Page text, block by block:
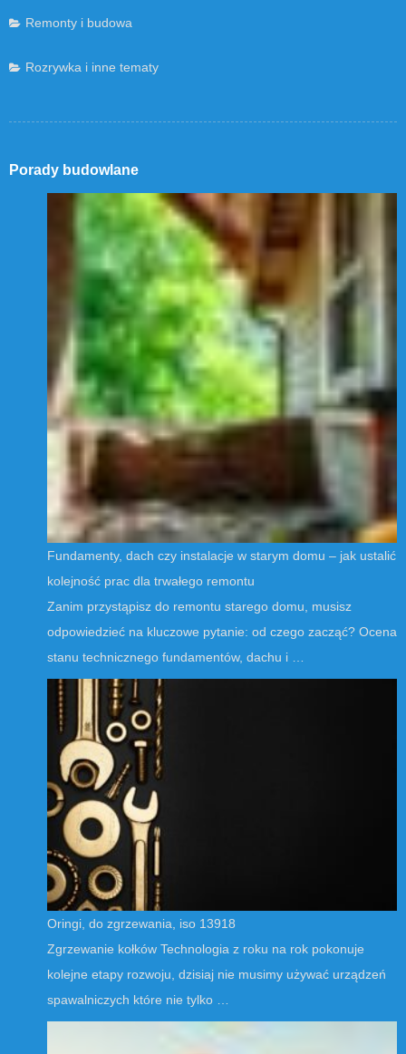
Remonty i budowa
Rozrywka i inne tematy
Porady budowlane
Fundamenty, dach czy instalacje w starym domu – jak ustalić
kolejność prac dla trwałego remontu
Zanim przystąpisz do remontu starego domu, musisz
odpowiedzieć na kluczowe pytanie: od czego zacząć? Ocena
stanu technicznego fundamentów, dachu i …
Oringi, do zgrzewania, iso 13918
Zgrzewanie kołków Technologia z roku na rok pokonuje
kolejne etapy rozwoju, dzisiaj nie musimy używać urządzeń
spawalniczych które nie tylko …